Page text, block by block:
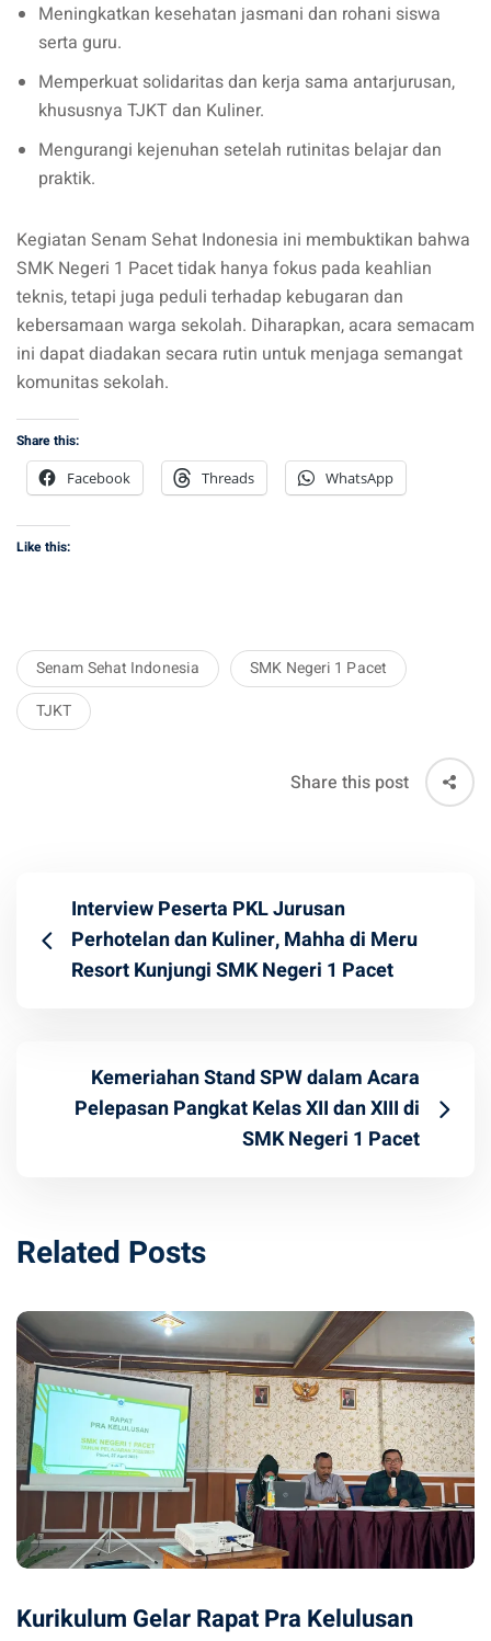
Meningkatkan kesehatan jasmani dan rohani siswa
serta guru.
Memperkuat solidaritas dan kerja sama antarjurusan,
khususnya TJKT dan Kuliner.
Mengurangi kejenuhan setelah rutinitas belajar dan
praktik.
Kegiatan Senam Sehat Indonesia ini membuktikan bahwa
SMK Negeri 1 Pacet tidak hanya fokus pada keahlian
teknis, tetapi juga peduli terhadap kebugaran dan
kebersamaan warga sekolah. Diharapkan, acara semacam
ini dapat diadakan secara rutin untuk menjaga semangat
komunitas sekolah.
Share this:
Facebook
Threads WhatsApp
Like this:
Senam Sehat Indonesia
SMK Negeri 1 Pacet
TJKT
Share this post
Interview Peserta PKL Jurusan
Perhotelan dan Kuliner, Mahha di Meru
Resort Kunjungi SMK Negeri 1 Pacet
Kemeriahan Stand SPW dalam Acara
Pelepasan Pangkat Kelas XII dan XIII di
SMK Negeri 1 Pacet
Related Posts
Kurikulum Gelar Rapat Pra Kelulusan